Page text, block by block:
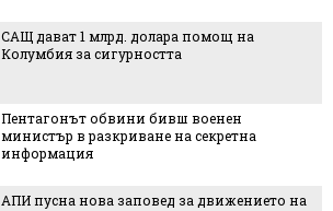
САЩ дават 1 млрд. долара помощ на
Колумбия за сигурността
Пентагонът обвини бивш военен
министър в разкриване на секретна
информация
АПИ пусна нова заповед за движението на